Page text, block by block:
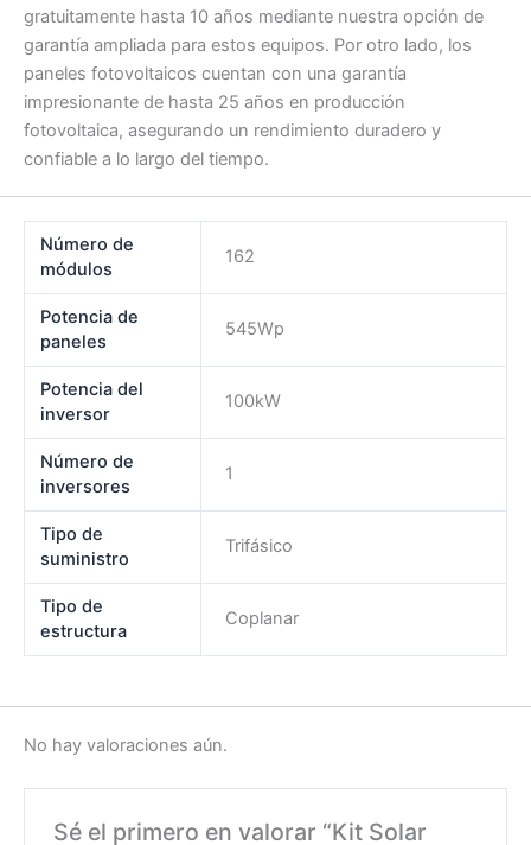
gratuitamente hasta 10 años mediante nuestra opción de
garantía ampliada para estos equipos. Por otro lado, los
paneles fotovoltaicos cuentan con una garantía
impresionante de hasta 25 años en producción
fotovoltaica, asegurando un rendimiento duradero y
confiable a lo largo del tiempo.
Número de
módulos
162
Potencia de
paneles
545Wp
Potencia del
inversor
100kW
Número de
inversores
1
Tipo de
suministro
Trifásico
Tipo de
estructura
Coplanar
No hay valoraciones aún.
Sé el primero en valorar “Kit Solar